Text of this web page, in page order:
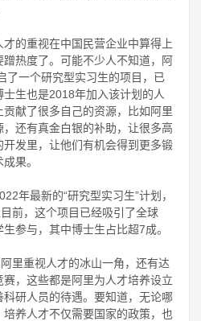
的重视在中国民营企业中算得上
热度了。可能不少人不知道，阿
了一个研究型实习生的项目，已
生也是2018年加入该计划的人
献了很多自己的资源，比如阿里
还有真金白银的补助，让很多高
发里，让他们有机会得到更多锻
果。
年最新的“研究型实习生”计划，
前，这个项目已经吸引了全球
参与，其中博士生占比超7成。
里重视人才的冰山一角，还有达
，这些都是阿里为人才培养设立
研人员的待遇。要知道，无论哪
养人才不仅需要国家的政策，也